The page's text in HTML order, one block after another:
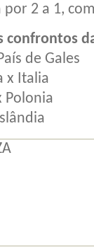
por 2 a 1,
confrontos
de Gales
x Italia
Polonia